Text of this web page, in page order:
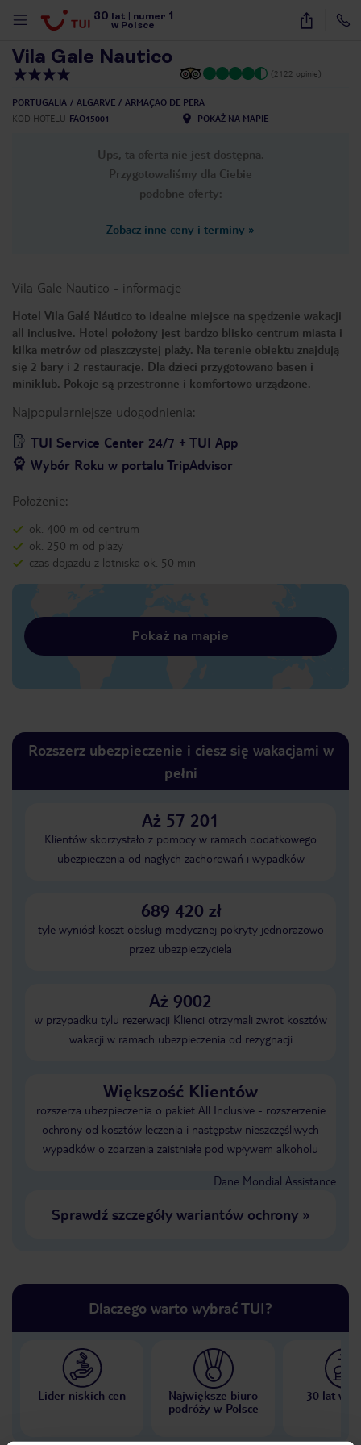
30 lat numer 1
w Polsce
50
Vila Gale Nautico
(2122 opinie)
PORTUGALIA ALGARVE
ARMAÇAO DE PERA
KOD HOTELU FAO15001 POKAŻ NA MAPIE
Ups, ta oferta nie jest dostępna.
Przygotowaliśmy dla Ciebie
podobne oferty:
Zobacz inne ceny i terminy »
Vila Gale Nautico - informacje
Hotel Vila Galé Náutico to idealne miejsce na spędzenie wakacji
all inclusive. Hotel położony jest bardzo blisko centrum miasta i
kilka metrów od piaszczystej plaży. Na terenie obiektu znajdują
się 2 bary i 2 restauracje. Dla dzieci przygotowano basen i
miniklub. Pokoje są przestronne i komfortowo urządzone.
Najpopularniejsze udogodnienia:
TUI Service Center 24/7 + TUI App
Wybór Roku w portalu TripAdvisor
Położenie:
ok. 400 m od centrum
ok. 250 m od plaży
czas dojazdu z lotniska ok. 50 min
Pokaż na mapie
Rozszerz ubezpieczenie i ciesz się wakacjami w
pełni
Aż 57 201
Klientów skorzystało z pomocy w ramach dodatkowego
ubezpieczenia od nagłych zachorowań i wypadków
689 420 zł
tyle wyniósł koszt obsługi medycznej pokryty jednorazowo
przez ubezpieczyciela
Aż 9002
w przypadku tylu rezerwacji Klienci otrzymali zwrot kosztów
wakacji w ramach ubezpieczenia od rezygnacji
Większość Klientów
rozszerza ubezpieczenia o pakiet All Inclusive - rozszerzenie
ochrony od kosztów leczenia i następstw nieszczęśliwych
wypadków o zdarzenia zaistniałe pod wpływem alkoholu
Dane Mondial Assistance
Sprawdź szczegóły wariantów ochrony»
Dlaczego warto wybrać TUI?
Lider niskich cen
Największe biuro
podróży w Polsce
30 lat w